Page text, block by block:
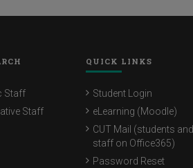
Staff
Staff
QUICK LINKS
Student Login
eLearning (Moodle)
CUT Mail (students and
staff on Office365)
Password Reset